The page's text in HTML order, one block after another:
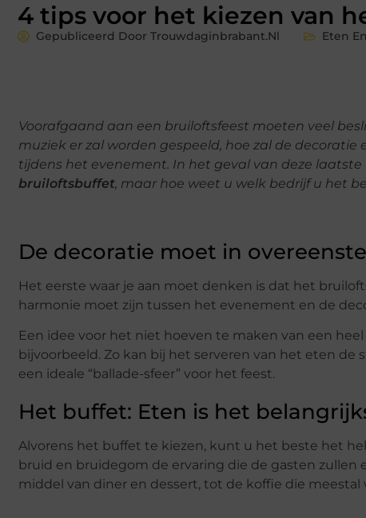
4 tips voor het kiezen van
Gepubliceerd Door Trouwdaginbrabant.nl Eten
Voorafgaand aan een bruiloftsfeest moeten veel
muziek er zal worden gespeeld, hoe zal de
tijdens het evenement. In het geval van deze
bruiloftsbuffet , maar hoe weet u welk bedrijf u het
De decoratie moet in
Het eerste waar je aan moet denken is dat het
harmonie moet zijn tussen het evenement en de
Een idee voor het niet hoeven te maken van een
bijvoorbeeld. Zo kan bij het serveren van het eten
een ideale “ballade-sfeer” voor het feest.
Het buffet: Eten is het
Alvorens het buffet te kiezen, kunt u het beste het
bruid en bruidegom de ervaring die de gasten zullen
middel van diner en dessert, tot de koffie die